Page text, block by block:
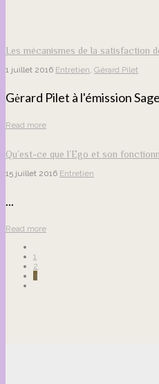
Les mécanismes de la satisfaction
1 juillet 2016 Entretien, Gérard Pilet
Gėrard Pilet à l'émission
Read more
Qu’est-ce que l’Ego et son
15 juillet 2016 Entretien
...
Read more
1
2
3